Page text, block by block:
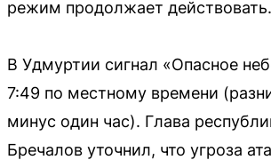
режим продолжает действовать.
В Удмуртии сигнал «Опасное
7:49 по местному времени
минус один час). Глава
Бречалов уточнил, что угроза